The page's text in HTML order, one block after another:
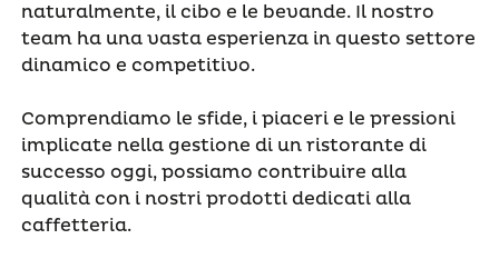
naturalmente, il cibo e le bevande. Il nostro
team ha una vasta esperienza in questo settore
dinamico e competitivo.
Comprendiamo le sfide, i piaceri e le pressioni
implicate nella gestione di un ristorante di
successo oggi, possiamo contribuire alla
qualità con i nostri prodotti dedicati alla
caffetteria.